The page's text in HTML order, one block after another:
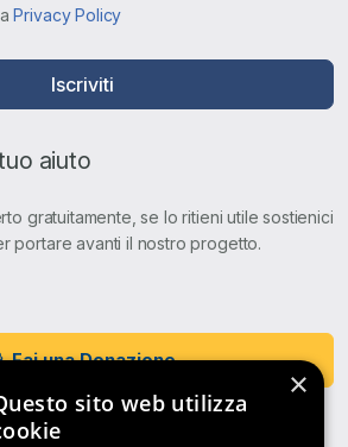
Privacy Policy
Iscriviti
aiuto
gratuitamente, se lo ritieni utile sostienici
portare avanti il nostro progetto.
Fai una Donazione
×
sito web utilizza